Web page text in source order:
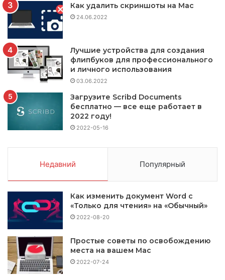
Как удалить скриншоты на Mac
24.06.2022
Лучшие устройства для создания
флипбуков для профессионального
и личного использования
03.06.2022
Загрузите Scribd Documents
бесплатно — все еще работает в
2022 году!
2022-05-16
Недавний Популярный
Как изменить документ Word с
«Только для чтения» на «Обычный»
2022-08-20
Простые советы по освобождению
места на вашем Mac
2022-07-24